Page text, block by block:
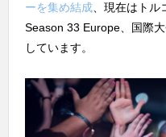
ーを集め結成 、現在はト
Season 33 Europe、国際
しています。